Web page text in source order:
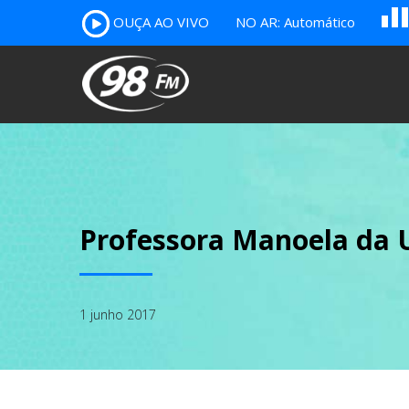
OUÇA AO VIVO NO AR: Automático A
B c
Professora Manoela da
1 junho 2017